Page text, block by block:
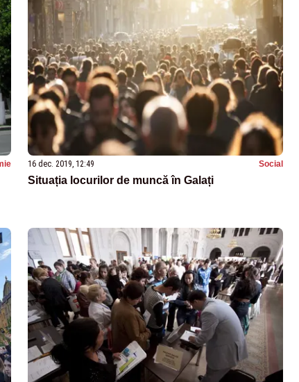
16 dec. 2019, 12:49 Social
Situația locurilor de muncă în Galați